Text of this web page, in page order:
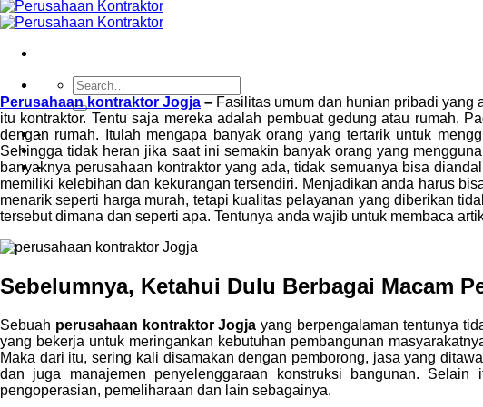
-
-
Perusahaan kontraktor Jogja – Fasilitas umum dan hunian pribadi yang
itu kontraktor. Tentu saja mereka adalah pembuat gedung atau rumah.
dengan rumah. Itulah mengapa banyak orang yang tertarik untuk
Sehingga tidak heran jika saat ini semakin banyak orang yang
banyaknya perusahaan kontraktor yang ada, tidak semuanya bisa
memiliki kelebihan dan kekurangan tersendiri. Menjadikan anda harus
menarik seperti harga murah, tetapi kualitas pelayanan yang diberikan
tersebut dimana dan seperti apa. Tentunya anda wajib untuk membaca
Sebelumnya, Ketahui Dulu Berbagai Macam
Sebuah perusahaan kontraktor Jogjayang berpengalaman tentunya
yang bekerja untuk meringankan kebutuhan pembangunan
Maka dari itu, sering kali disamakan dengan pemborong, jasa yang
dan juga manajemen penyelenggaraan konstruksi bangunan. Selain
pengoperasian, pemeliharaan dan lain sebagainya.